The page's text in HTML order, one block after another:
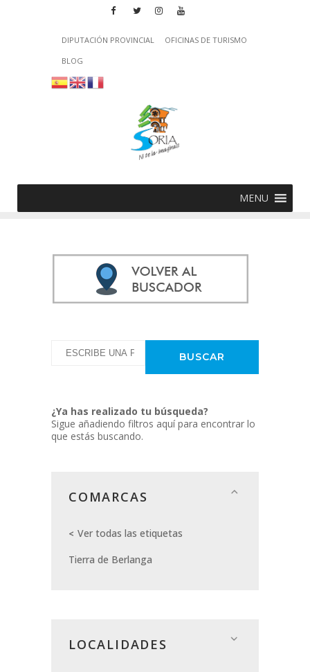
DIPUTACIÓN PROVINCIAL
OFICINAS DE TURISMO
BLOG
MENU
¿Ya has realizado tu búsqueda?
Sigue añadiendo filtros aquí para encontrar lo
que estás buscando.
COMARCAS
Ver todas las etiquetas
Tierra de Berlanga
LOCALIDADES